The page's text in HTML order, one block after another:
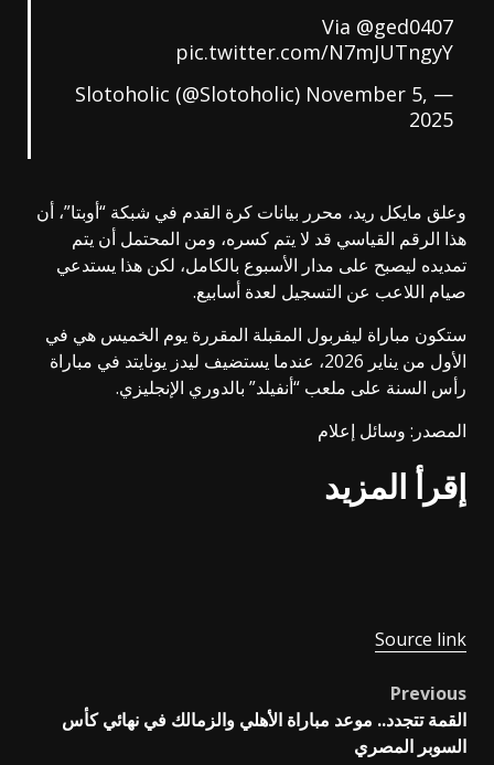
Via @ged0407
pic.twitter.com/N7mJUTngyY
— Slotoholic (@Slotoholic)
November 5,
2025
وعلق مايكل ريد، محرر بيانات كرة القدم في شبكة “أوبتا”، أن
هذا الرقم القياسي قد لا يتم كسره، ومن المحتمل أن يتم
تمديده ليصبح على مدار الأسبوع بالكامل، لكن هذا يستدعي
صيام اللاعب عن التسجيل لعدة أسابيع.
ستكون مباراة ليفربول المقبلة المقررة يوم الخميس هي في
الأول من يناير 2026، عندما يستضيف ليدز يونايتد في مباراة
رأس السنة على ملعب “أنفيلد” بالدوري الإنجليزي.
المصدر: وسائل إعلام
إقرأ المزيد
Source link
Post
navigation
Previous
القمة تتجدد.. موعد مباراة الأهلي والزمالك في نهائي كأس
السوبر المصري